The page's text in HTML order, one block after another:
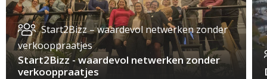
Start2Bizz – waardevol netwerken zonder
verkooppraatjes
Start2Bizz - waardevol netwerken zonder
verkooppraatjes